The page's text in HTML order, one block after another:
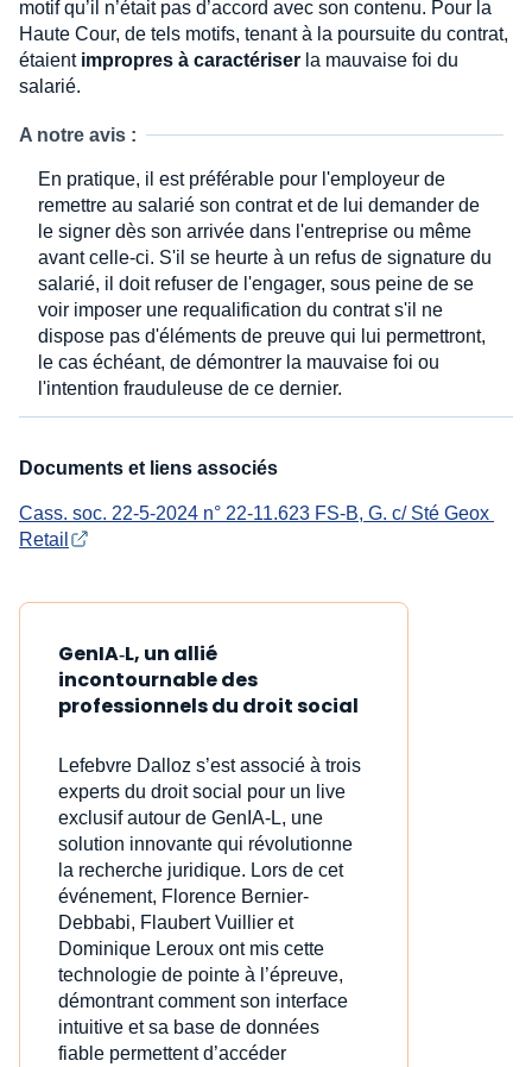
motif qu’il n’était pas d’accord avec son contenu. Pour la
Haute Cour, de tels motifs, tenant à la poursuite du contrat,
étaient impropres à caractériser la mauvaise foi du
salarié.
A notre avis :
En pratique, il est préférable pour l'employeur de
remettre au salarié son contrat et de lui demander de
le signer dès son arrivée dans l'entreprise ou même
avant celle-ci. S'il se heurte à un refus de signature du
salarié, il doit refuser de l'engager, sous peine de se
voir imposer une requalification du contrat s'il ne
dispose pas d'éléments de preuve qui lui permettront,
le cas échéant, de démontrer la mauvaise foi ou
l'intention frauduleuse de ce dernier.
Documents et liens associés
Cass. soc. 22-5-2024 n° 22-11.623 FS-B, G. c/ Sté Geox
Retail
GenIA‑L, un allié
incontournable des
professionnels du droit social
Lefebvre Dalloz s’est associé à trois
experts du droit social pour un live
exclusif autour de GenIA‑L, une
solution innovante qui révolutionne
la recherche juridique. Lors de cet
événement, Florence Bernier-
Debbabi, Flaubert Vuillier et
Dominique Leroux ont mis cette
technologie de pointe à l’épreuve,
démontrant comment son interface
intuitive et sa base de données
fiable permettent d’accéder